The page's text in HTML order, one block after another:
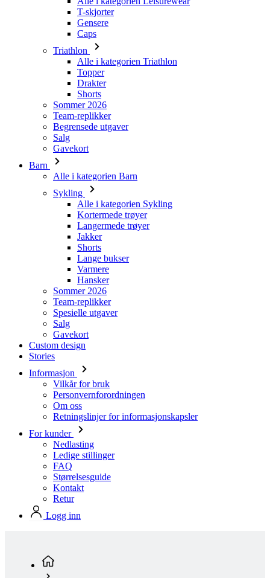
Alle i kategorien Triathlon
Topper
Drakter
Shorts
Sommer 2026
Team-replikker
Begrensede utgaver
Salg
Gavekort
Barn
Alle i kategorien Barn
Sykling
Alle i kategorien Sykling
Langermede trøyer
Jakker
Shorts
Lange bukser
Varmere
Hansker
Sommer 2026
Team-replikker
Spesielle utgaver
Salg
Gavekort
Custom design
Stories
Informasjon
Vilkår for bruk
Personvernforordningen
Om oss
Retningslinjer for informasjonskapsler
For kunder
Nedlasting
Ledige stillinger
FAQ
Størrelsesguide
Kontakt
Retur
Logg inn
Menn